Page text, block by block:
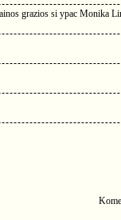
grazios si ypac Monika